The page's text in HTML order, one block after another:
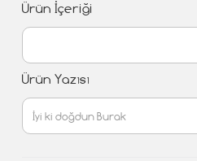
Ürün İçeriği
Ürün Yazısı